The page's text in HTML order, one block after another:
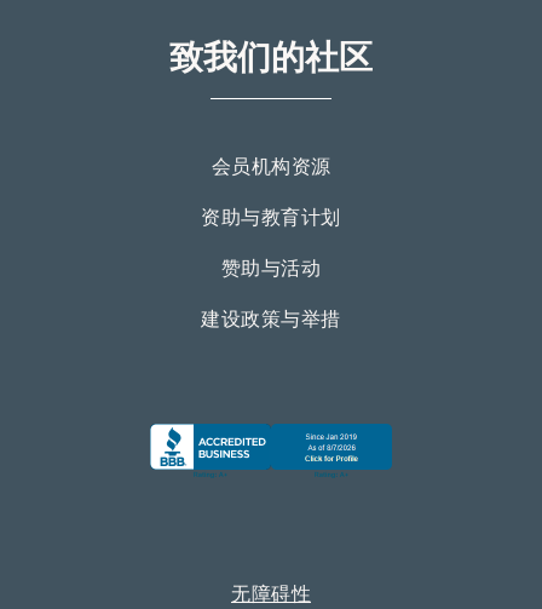
致我们的社区
会员机构资源
资助与教育计划
赞助与活动
建设政策与举措
无障碍性